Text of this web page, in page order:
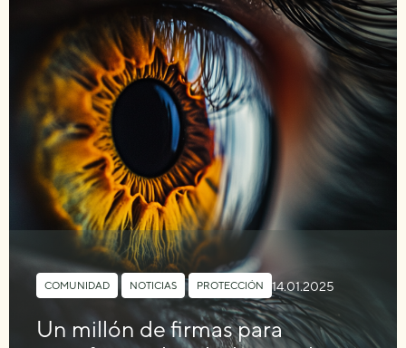
COMUNIDAD NOTICIAS , PROTECCIÓN 14.01.2025
Un millón de firmas para